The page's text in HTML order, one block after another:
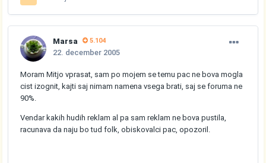
Marsa 5.104
22. december 2005
Moram Mitjo vprasat, sam po mojem se temu pac ne bova mogla
cist izognit, kajti saj nimam namena vsega brati, saj se foruma ne
90%.
Vendar kakih hudih reklam al pa sam reklam ne bova pustila,
racunava da naju bo tud folk, obiskovalci pac, opozoril.